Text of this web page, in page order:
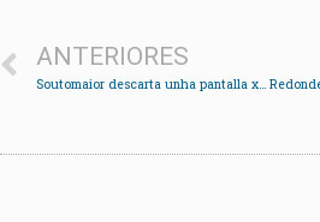
ANTERIORES
Soutomaior descarta unha pantalla xigante en Talo Río “para non prexudicar á hostalaría”